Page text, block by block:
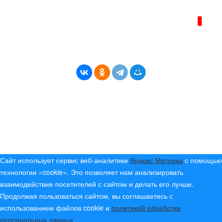
Сайт использует сервис веб-аналитики Яндекс Метрика с помощью
технологии «cookie». Это позволяет нам анализировать
взаимодействие посетителей с сайтом и делать его лучше.
Продолжая пользоваться сайтом, вы соглашаетесь с
использованием файлов cookie и политикой обработки
персональных данных.